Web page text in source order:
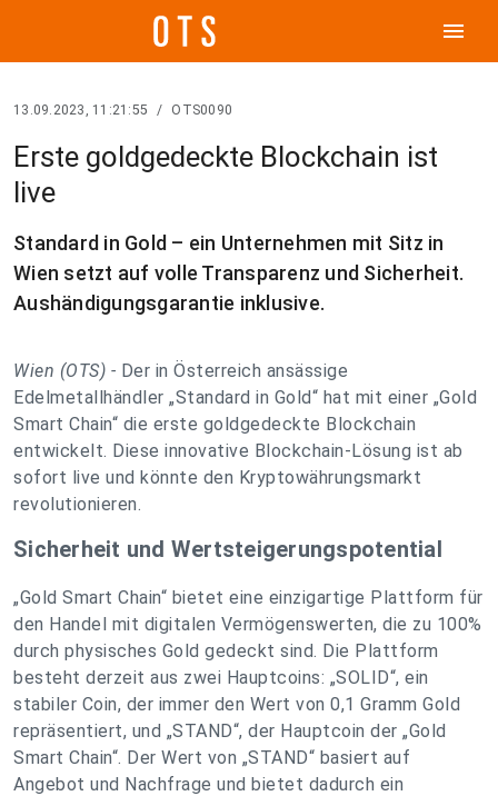
menu
13.09.2023, 11:21:55 / OTS0090
Erste goldgedeckte Blockchain ist
live
Standard in Gold – ein Unternehmen mit Sitz in
Wien setzt auf volle Transparenz und Sicherheit.
Aushändigungsgarantie inklusive.
Wien (OTS) - Der in Österreich ansässige
Edelmetallhändler „Standard in Gold“ hat mit einer „Gold
Smart Chain“ die erste goldgedeckte Blockchain
entwickelt. Diese innovative Blockchain-Lösung ist ab
sofort live und könnte den Kryptowährungsmarkt
revolutionieren.
Sicherheit und Wertsteigerungspotential
„Gold Smart Chain“ bietet eine einzigartige Plattform für
den Handel mit digitalen Vermögenswerten, die zu 100%
durch physisches Gold gedeckt sind. Die Plattform
besteht derzeit aus zwei Hauptcoins: „SOLID“, ein
stabiler Coin, der immer den Wert von 0,1 Gramm Gold
repräsentiert, und „STAND“, der Hauptcoin der „Gold
Smart Chain“. Der Wert von „STAND“ basiert auf
Angebot und Nachfrage und bietet dadurch ein